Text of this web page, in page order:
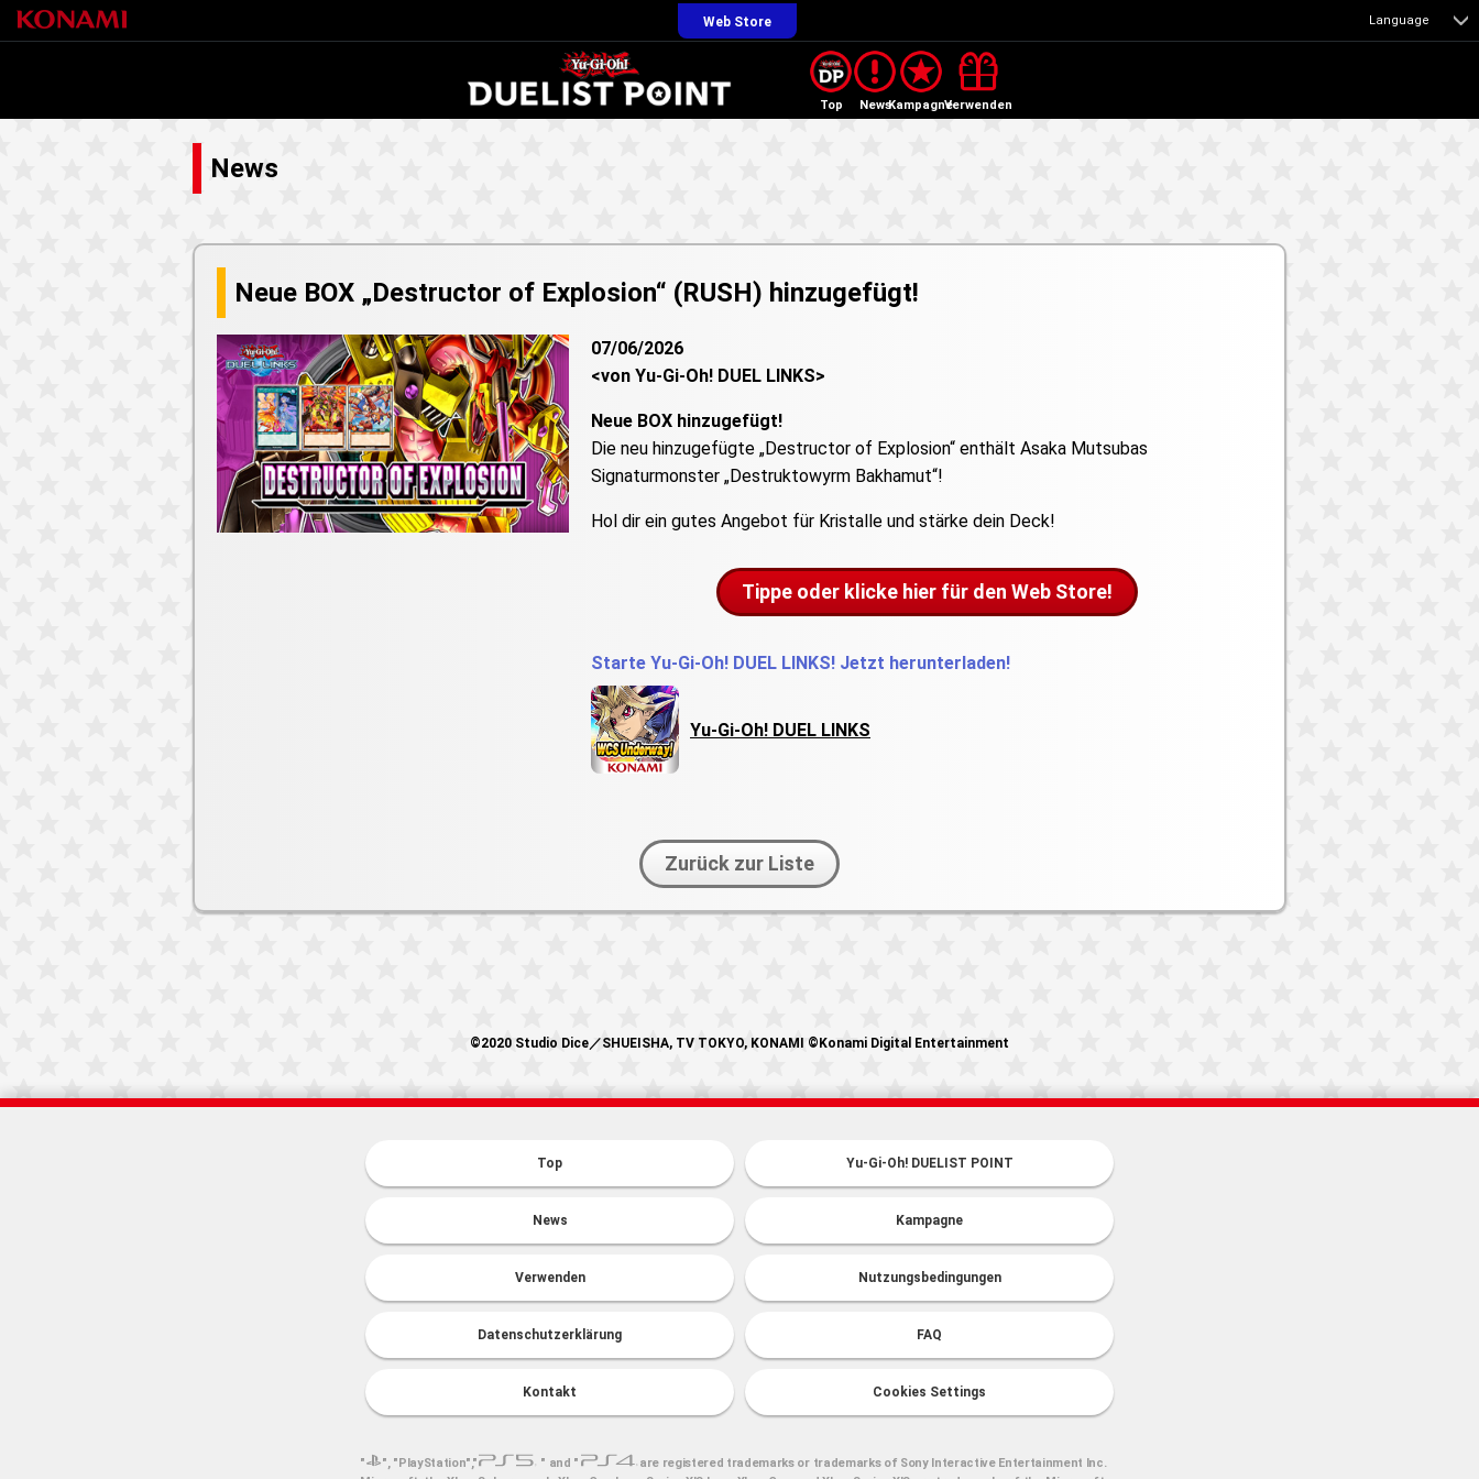
Web Store Language
Top NewsKampagneVerwenden
News
Neue BOX „Destructor of Explosion“ (RUSH) hinzugefügt!
07/06/2026
<von Yu-Gi-Oh! DUEL LINKS>
Neue BOX hinzugefügt!
Die neu hinzugefügte „Destructor of Explosion“ enthält Asaka Mutsubas
Signaturmonster „Destruktowyrm Bakhamut“!
Hol dir ein gutes Angebot für Kristalle und stärke dein Deck!
Tippe oder klicke hier für den Web Store!
Starte Yu-Gi-Oh! DUEL LINKS! Jetzt herunterladen!
Yu-Gi-Oh! DUEL LINKS
Zurück zur Liste
©2020 Studio Dice／SHUEISHA, TV TOKYO, KONAMI ©Konami Digital Entertainment
Top Yu-Gi-Oh! DUELIST POINT
News Kampagne
Verwenden Nutzungsbedingungen
Datenschutzerklärung FAQ
Kontakt Cookies Settings
" ", "PlayStation"," " and "
are registered trademarks or trademarks of Sony Interactive Entertainment Inc.